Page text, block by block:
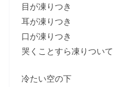
目が凍りつき
耳が凍りつき
口が凍りつき
哭くことすら凍りついて
冷たい空の下